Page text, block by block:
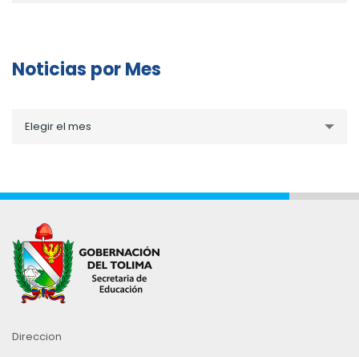
Noticias por Mes
porElegir el mes
Direccion